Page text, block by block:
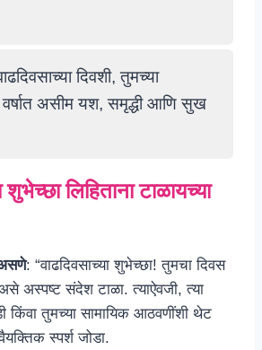
दिवशी, तुमच्या
वर्षात असीम यश, समृद्धी आणि सुख
शुभेच्छा लिहिताना टाळायच्या
असणे: “वाढदिवसाच्या शुभेच्छा! तुमचा दिवस
अस्पष्ट संदेश टाळा. त्याऐवजी, त्या
किंवा तुमच्या सामायिक आठवणींशी थेट
स्पर्श जोडा.